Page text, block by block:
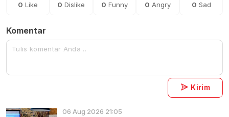
0 Like 0 Dislike 0 Funny 0 Angry 0 Sad
Komentar
Kirim
06 Aug 2026 21:05